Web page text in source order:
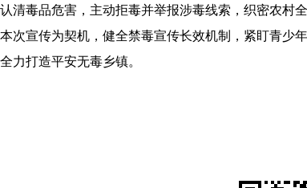
清毒品危害，主动拒毒并举报涉毒线索，织密农村全
次宣传为契机，健全禁毒宣传长效机制，紧盯青
力打造平安无毒乡镇。